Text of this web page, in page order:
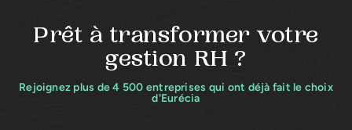
Prêt à transformer votre
gestion RH ?
Rejoignez plus de 4 500 entreprises qui ont déjà fait le choix
d'Eurécia